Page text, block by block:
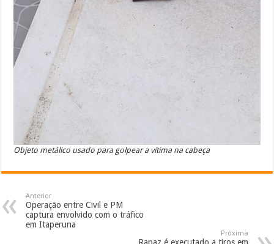
Objeto metálico usado para golpear a vítima na cabeça
Anterior
Operação entre Civil e PM
captura envolvido com o tráfico
em Itaperuna
Próxima
Rapaz é executado a tiros em